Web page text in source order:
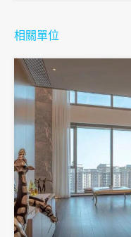
相關單位